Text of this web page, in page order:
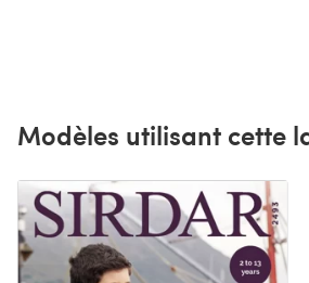
Modèles utilisant cette